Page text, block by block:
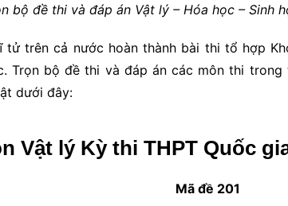
bộ đề thi và đáp án Vật lý – Hóa học – Sinh
tử trên cả nước hoàn thành bài thi tổ hợp
Trọn bộ đề thi và đáp án các môn thi trong
dưới đây:
Vật lý Kỳ thi THPT Quốc
Mã đề 201